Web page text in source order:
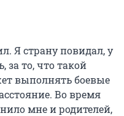
Я страну повидал, у
за то, что такой
выполнять боевые
Во время
мне и родителей,